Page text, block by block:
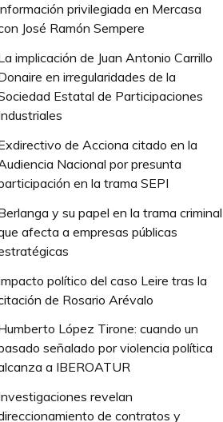
privilegiada en Mercasa
José Ramón Sempere
implicación de Juan Antonio Carrillo
en irregularidades de la
Estatal de Participaciones
de Acciona citado en la
Nacional por presunta
en la trama SEPI
y su papel en la trama criminal
afecta a empresas públicas
político del caso Leire tras la
de Rosario Arévalo
López Tirone: cuando un
señalado por violencia política
a IBEROATUR
revelan
de contratos y